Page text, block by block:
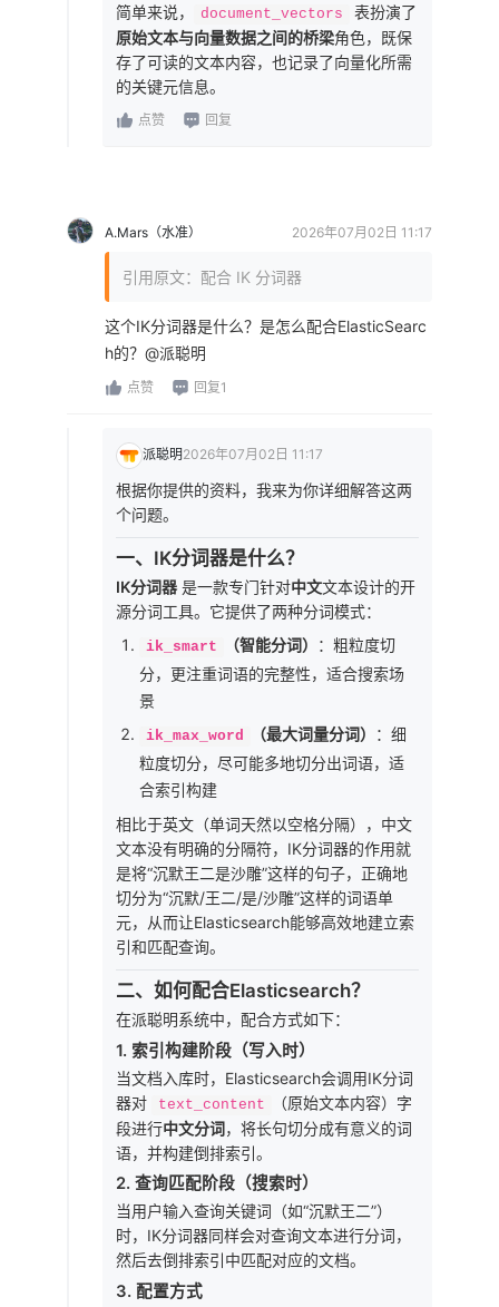
简单来说， document_vectors
表扮演了
原始文本与向量数据之间的桥梁角色，既保
存了可读的文本内容，也记录了向量化所需
的关键元信息。
点赞 回复
A.Mars（水准） 2026年07月02日 11:17
引用原文：配合 IK 分词器
这个IK分词器是什么？是怎么配合ElasticSearc
h的？@派聪明
点赞 回复1
派聪明2026年07月02日 11:17
根据你提供的资料，我来为你详细解答这两
个问题。
一、IK分词器是什么？
IK分词器是一款专门针对中文文本设计的开
源分词工具。它提供了两种分词模式：
ik_smart （智能分词）
：粗粒度切
分，更注重词语的完整性，适合搜索场
景
ik_max_word （最大词量分词）
：细
粒度切分，尽可能多地切分出词语，适
合索引构建
相比于英文（单词天然以空格分隔），中文
文本没有明确的分隔符，IK分词器的作用就
是将“沉默王二是沙雕”这样的句子，正确地
切分为“沉默/王二/是/沙雕”这样的词语单
元，从而让Elasticsearch能够高效地建立索
引和匹配查询。
二、如何配合Elasticsearch？
在派聪明系统中，配合方式如下：
1. 索引构建阶段（写入时）
当文档入库时，Elasticsearch会调用IK分词
器对
text_content
（原始文本内容）字
段进行中文分词，将长句切分成有意义的词
语，并构建倒排索引。
2. 查询匹配阶段（搜索时）
当用户输入查询关键词（如“沉默王二”）
时，IK分词器同样会对查询文本进行分词，
然后去倒排索引中匹配对应的文档。
3. 配置方式